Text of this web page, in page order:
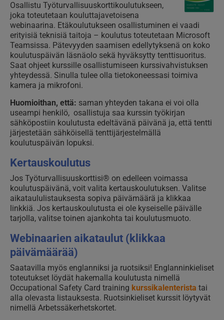
Osallistu Työturvallisuuskorttikoulutukseen,
joka toteutetaan kouluttajavetoisena
webinaarina. Etäkoulutukseen osallistuminen ei vaadi
erityisiä teknisiä taitoja – koulutus toteutetaan Microsoft
Teamsissa. Pätevyyden saamisen edellytyksenä on koko
koulutuspäivän läsnäolo sekä hyväksytty tenttisuoritus.
Saat ohjeet kurssille osallistumiseen kurssivahvistuksen
yhteydessä. Sinulla tulee olla tietokoneessasi toimiva
kamera ja mikrofoni.
Huomioithan, että: saman yhteyden takana ei voi olla
useampi henkilö, osallistuja saa kurssin työkirjan
sähköpostiin koulutusta edeltävänä päivänä ja, että tentti
järjestetään sähköisellä tenttijärjestelmällä
koulutuspäivän lopuksi.
Kertauskoulutus
Jos Työturvallisuuskorttisi® on edelleen voimassa
koulutuspäivänä, voit valita kertauskoulutuksen. Valitse
aikataululistauksesta sopiva päivämäärä ja klikkaa
linkkiä. Jos kertauskoulutusta ei ole kyseiselle päivälle
tarjolla, valitse toinen ajankohta tai koulutusmuoto.
Webinaarien aikataulut (klikkaa
päivämäärää)
Saatavilla myös englanniksi ja ruotsiksi! Englanninkieliset
toteutukset löydät hakemalla koulutusta nimellä
Occupational Safety Card training kurssikalenterista tai
alla olevasta listauksesta. Ruotsinkieliset kurssit löytyvät
nimellä Arbetssäkerhetskortet.